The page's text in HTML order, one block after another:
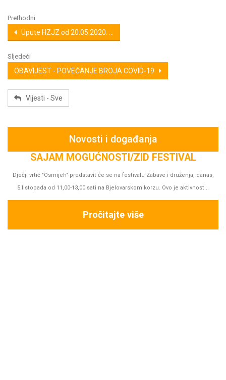
Prethodni
Upute HZJZ od 20.05.2020. ...
Sljedeći
OBAVIJEST - POVEĆANJE BROJA COVID-19
Vijesti - Sve
Novosti i događanja